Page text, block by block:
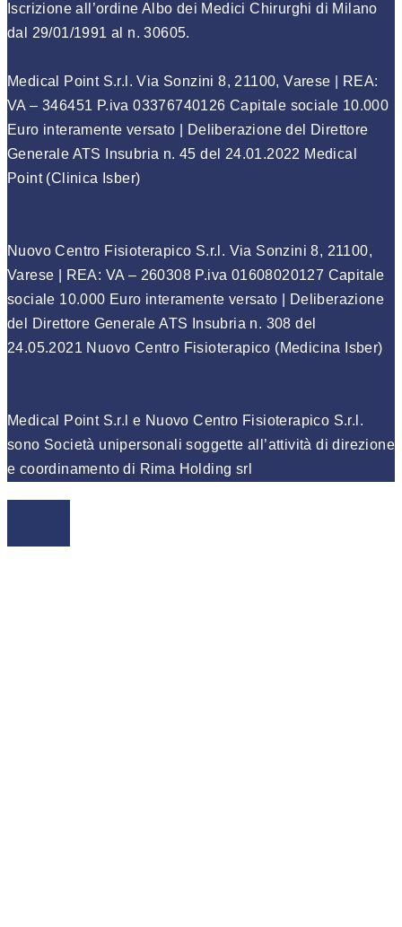
Iscrizione all’ordine Albo dei Medici Chirurghi di Milano
dal 29/01/1991 al n. 30605.
Medical Point S.r.l. Via Sonzini 8, 21100, Varese | REA:
VA – 346451 P.iva 03376740126 Capitale sociale 10.000
Euro interamente versato | Deliberazione del Direttore
Generale ATS Insubria n. 45 del 24.01.2022 Medical
Point (Clinica Isber)
Nuovo Centro Fisioterapico S.r.l. Via Sonzini 8, 21100,
Varese | REA: VA – 260308 P.iva 01608020127 Capitale
sociale 10.000 Euro interamente versato | Deliberazione
del Direttore Generale ATS Insubria n. 308 del
24.05.2021 Nuovo Centro Fisioterapico (Medicina Isber)
Medical Point S.r.l e Nuovo Centro Fisioterapico S.r.l.
sono Società unipersonali soggette all’attività di direzione
e coordinamento di Rima Holding srl